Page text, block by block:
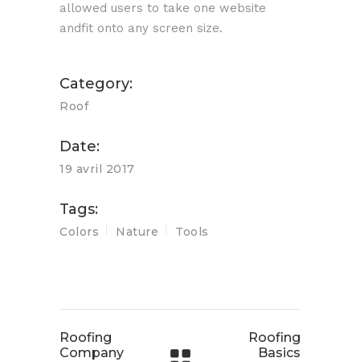
allowed users to take one website
andfit onto any screen size.
Category:
Roof
Date:
19 avril 2017
Tags:
Colors Nature Tools
Roofing
Company
Roofing
Basics